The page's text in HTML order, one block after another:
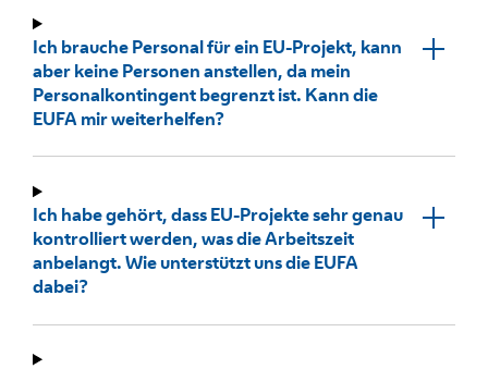
Ich brauche Personal für ein EU-Projekt, kann
aber keine Personen anstellen, da mein
Personalkontingent begrenzt ist. Kann die
EUFA mir weiterhelfen?
Ich habe gehört, dass EU-Projekte sehr genau
kontrolliert werden, was die Arbeitszeit
anbelangt. Wie unterstützt uns die EUFA
dabei?